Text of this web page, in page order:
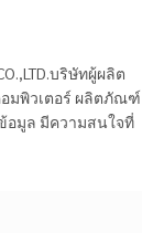
บริษัทผู้ผลิต
มพิวเตอร์ ผลิตภัณฑ์
อมูล มีความสนใจที่